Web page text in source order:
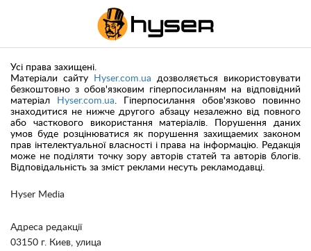
Hyser Media
Адреса редакції
03150 г. Киев, улица
Усі права захищені.
Матеріали сайту
Hyser.com.ua дозволяється використовувати
безкоштовно з обов'язковим гіперпосиланням на відповідний
матеріал
Hyser.com.ua . Гіперпосилання обов'язково повинно
знаходитися не нижче другого абзацу незалежно від повного
або часткового використання матеріалів. Порушення даних
умов буде розцінюватися як порушення захищаемих законом
прав інтелектуальної власності і права на інформацію. Редакція
може не поділяти точку зору авторів статей та авторів блогів.
Відповідальність за зміст реклами несуть рекламодавці.